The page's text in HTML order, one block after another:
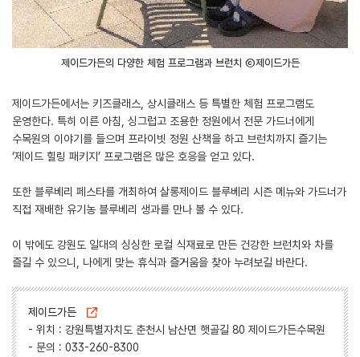
제이드가든의 다양한 체험 프로그램과 브런치 ⓒ제이드가든
제이드가든에서는 키즈클래스, 상시클래스 등 특별한 체험 프로그램도
운영한다. 특히 이른 아침, 싱그럽고 조용한 정원에서 전문 가드너에게
수목원의 이야기를 들으며 프라이빗 정원 산책을 하고 브런치까지 즐기는
‘제이드 힐링 패키지’ 프로그램은 많은 호응을 얻고 있다.
또한 블루베리 페스타를 개최하여 살롱제이드 블루베리 시즌 메뉴와 가드너가
직접 재배한 유기농 블루베리 생과를 만나 볼 수 있다.
이 밖에도 강원도 일대의 싱싱한 로컬 식재료로 만든 건강한 브런치와 차를
즐길 수 있으니, 나에게 맞는 휴식과 즐거움을 찾아 누려보길 바란다.
제이드가든
- 위치 : 강원특별자치도 춘천시 남산면 햇골길 80 제이드가든수목원
- 문의 : 033-260-8300